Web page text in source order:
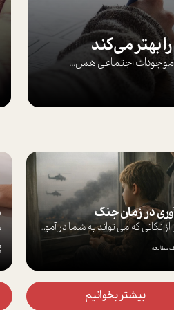
بهتر می‌کند
موجودات اجتماعی هس...
در زمان جنگ
برخی از نکاتی که می تواند به شما در آموز...
بیشتر بخوانیم